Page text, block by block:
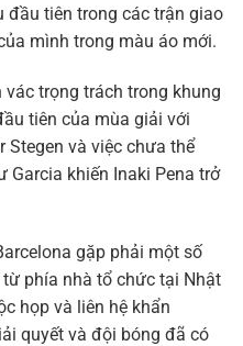
đầu tiên trong các trận giao
mình trong màu áo mới.
trọng trách trong khung
tiên của mùa giải với
Stegen và việc chưa thể
Garcia khiến Inaki Pena trở
gặp phải một số
phía nhà tổ chức tại Nhật
họp và liên hệ khẩn
quyết và đội bóng đã có